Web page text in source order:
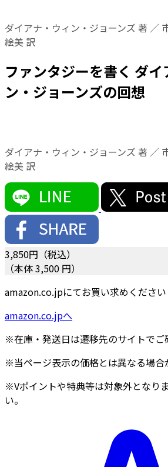
ダイアナ・ウィン・ジョーンズ 著 ／
絵美 訳
ファンタジーを書く ダイ
ン・ジョーンズの回想
ダイアナ・ウィン・ジョーンズ 著 ／
絵美 訳
3,850円（税込）
（本体 3,500 円）
amazon.co.jpにてお買い求めください
amazon.co.jpへ
※在庫・発送日は遷移先のサイトでご
※当ページ表示の価格とは異なる場合
※Vポイントや特典等は対象外となり
い。